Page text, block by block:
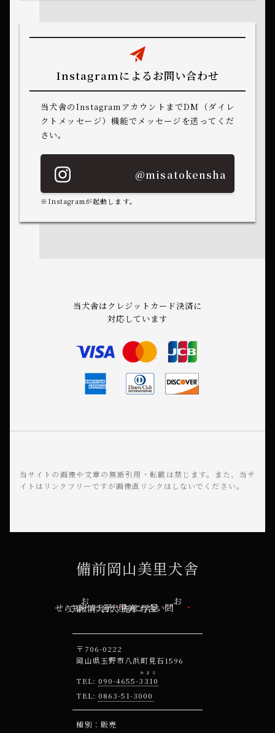
Instagramによるお問い合わせ
当犬舎のInstagramアカウントまでDM（ダイレ
クトメッセージ）機能でメッセージを送ってくだ
さい。
@misatokensha
※Instagramが起動します。
当犬舎はクレジットカード決済に
対応しています
当サイトの画像や文章の無断引用・転載は禁じます。 また、当サ
イトはリンクフリーですが画像直リンクはしないでください。
備前岡山美里犬舎
お知らせ 子犬情報
美里犬舎について 見学についてお問い合わせ先
〒706-0222
岡山県玉野市八浜町見石1596
090-4655-3310
みさと
0863-51-3000
種別：販売